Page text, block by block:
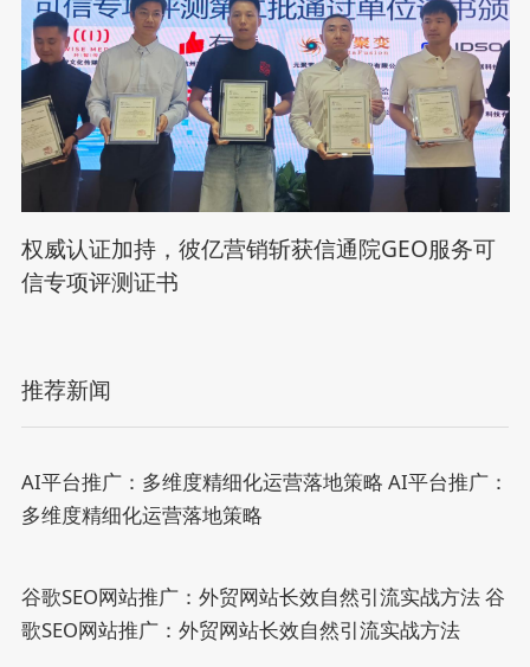
权威认证加持，彼亿营销斩获信通院GEO服务可
信专项评测证书
推荐新闻
AI平台推广：多维度精细化运营落地策略 AI平台推广：
多维度精细化运营落地策略
谷歌SEO网站推广：外贸网站长效自然引流实战方法谷
歌SEO网站推广：外贸网站长效自然引流实战方法